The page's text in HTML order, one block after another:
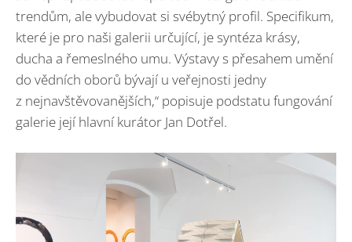
trendům, ale vybudovat si svébytný profil. Specifikum,
které je pro naši galerii určující, je syntéza krásy,
ducha a řemeslného umu. Výstavy s přesahem umění
do vědních oborů bývají u veřejnosti jedny
z nejnavštěvovanějších,“ popisuje podstatu fungování
galerie její hlavní kurátor Jan Dotřel.